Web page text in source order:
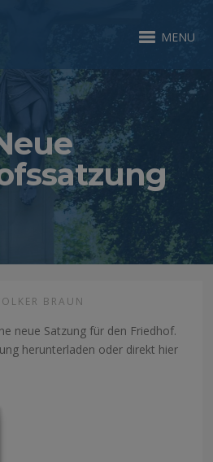
MENU
BRAUN
neue Satzung für den Friedhof.
herunterladen oder direkt hier